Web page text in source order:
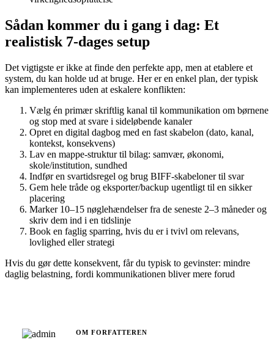
Sådan kommer du i gang i dag: Et
realistisk 7-dages setup
Det vigtigste er ikke at finde den perfekte app, men at etablere et
system, du kan holde ud at bruge. Her er en enkel plan, der typisk
kan implementeres uden at eskalere konflikten:
Vælg én primær skriftlig kanal til kommunikation om børnene
og stop med at svare i sideløbende kanaler
Opret en digital dagbog med en fast skabelon (dato, kanal,
kontekst, konsekvens)
Lav en mappe-struktur til bilag: samvær, økonomi,
skole/institution, sundhed
Indfør en svartidsregel og brug BIFF-skabeloner til svar
Gem hele tråde og eksporter/backup ugentligt til en sikker
placering
Marker 10–15 nøglehændelser fra de seneste 2–3 måneder og
skriv dem ind i en tidslinje
Book en faglig sparring, hvis du er i tvivl om relevans,
lovlighed eller strategi
Hvis du gør dette konsekvent, får du typisk to gevinster: mindre
daglig belastning, fordi kommunikationen bliver mere forud
OM FORFATTEREN